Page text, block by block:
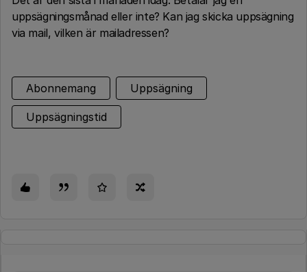
uppsägningsmånad eller inte? Kan jag skicka uppsägning
via mail, vilken är mailadressen?
Abonnemang Uppsägning
Uppsägningstid